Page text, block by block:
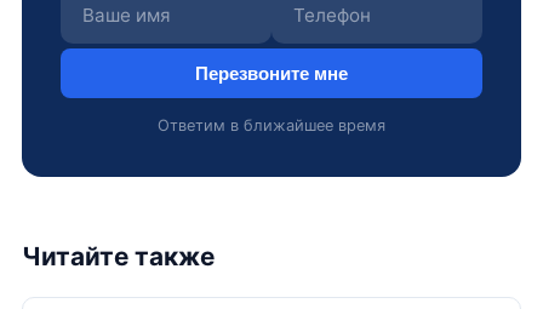
Перезвоните мне
Ответим в ближайшее время
Читайте также